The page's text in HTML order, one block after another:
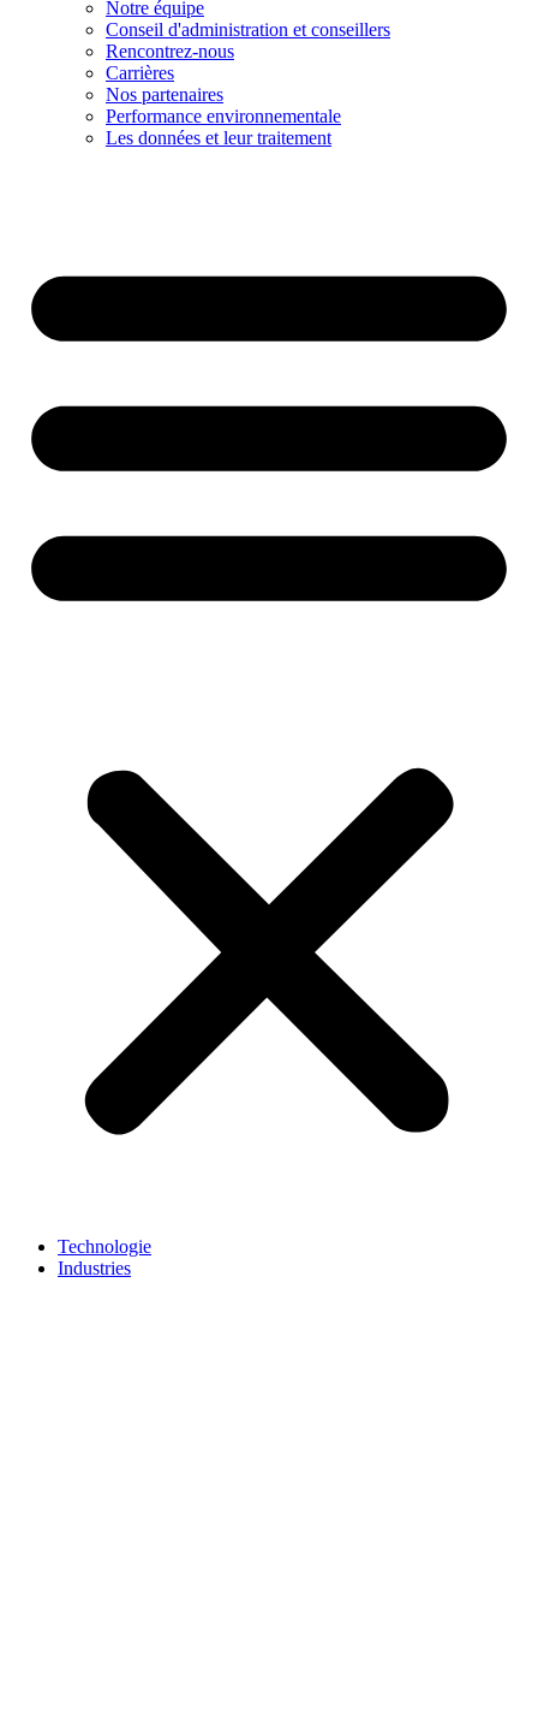
Notre équipe
Conseil d'administration et conseillers
Rencontrez-nous
Carrières
Nos partenaires
Performance environnementale
Les données et leur traitement
Technologie
Industries